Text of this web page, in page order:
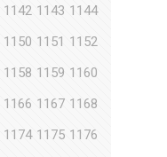
1142 1143 1144
1150 1151 1152
1158 1159 1160
1166 1167 1168
1174 1175 1176